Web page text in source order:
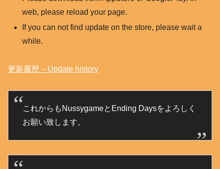
web, please reload your page.
If you can not find update on the store, please wait a
while.
更新履歴 – Update history
これからもNussygameとEnding Daysをよろしく
お願い致します。